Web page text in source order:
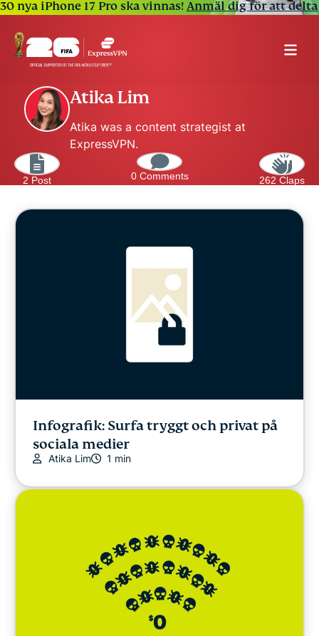
30 nya iPhone 17 Pro ska vinnas!Anmäl dig för att delta
Atika Lim
Atika was a content strategist at
ExpressVPN.
2 Post 0 Comments 262 Claps
Infografik: Surfa tryggt och privat på
sociala medier
Atika Lim 1 min